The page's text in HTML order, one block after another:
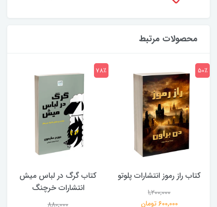
محصولات مرتبط
کتاب راز رموز انتشارات پلوتو
1,200,000
600,000 تومان
50٪
کتاب گرگ در لباس میش
انتشارات خرچنگ
880,000
78٪